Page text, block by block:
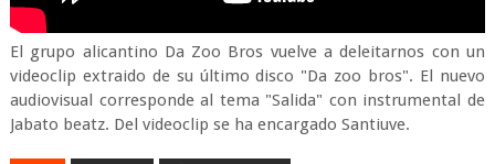
El grupo alicantino Da Zoo Bros vuelve a deleitarnos con un
videoclip extraido de su último disco "Da zoo bros". El nuevo
audiovisual corresponde al tema "Salida" con instrumental de
Jabato beatz. Del videoclip se ha encargado Santiuve.